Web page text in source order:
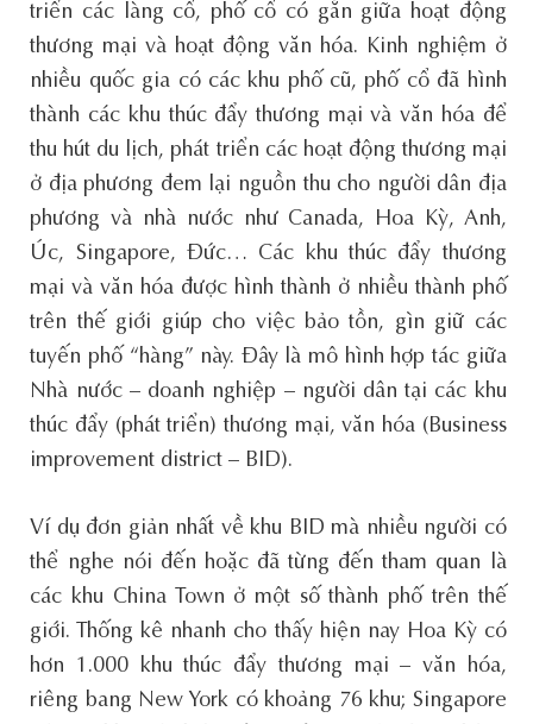
triển các làng cổ, phố cổ có gắn giữa hoạt động
thương mại và hoạt động văn hóa. Kinh nghiệm ở
nhiều quốc gia có các khu phố cũ, phố cổ đã hình
thành các khu thúc đẩy thương mại và văn hóa để
thu hút du lịch, phát triển các hoạt động thương mại
ở địa phương đem lại nguồn thu cho người dân địa
phương và nhà nước như Canada, Hoa Kỳ, Anh,
Úc, Singapore, Đức… Các khu thúc đẩy thương
mại và văn hóa được hình thành ở nhiều thành phố
trên thế giới giúp cho việc bảo tồn, gìn giữ các
tuyến phố “hàng” này. Đây là mô hình hợp tác giữa
Nhà nước – doanh nghiệp – người dân tại các khu
thúc đẩy (phát triển) thương mại, văn hóa (Business
improvement district – BID).
Ví dụ đơn giản nhất về khu BID mà nhiều người có
thể nghe nói đến hoặc đã từng đến tham quan là
các khu China Town ở một số thành phố trên thế
giới. Thống kê nhanh cho thấy hiện nay Hoa Kỳ có
hơn 1.000 khu thúc đẩy thương mại – văn hóa,
riêng bang New York có khoảng 76 khu; Singapore